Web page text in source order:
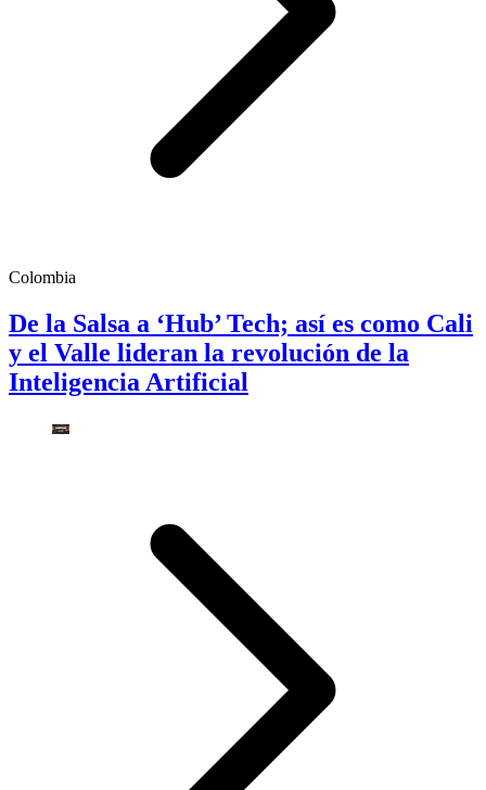
Colombia
De la Salsa a ‘Hub’ Tech; así es como Cali
y el Valle lideran la revolución de la
Inteligencia Artificial